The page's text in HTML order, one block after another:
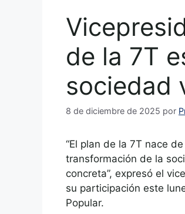
de la 7T
sociedad
8 de diciembre de 2025 por
“El plan de la 7T nace
transformación de la
concreta”, expresó el
su participación este
Popular.